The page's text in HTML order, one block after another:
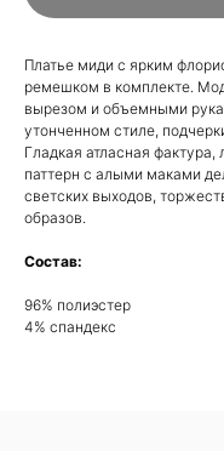
Платье миди с ярким
ремешком в комплекте.
вырезом и объемными
утонченном стиле,
Гладкая атласная
паттерн с алыми маками
светских выходов,
образов.
Состав:
96% полиэстер
4% спандекс